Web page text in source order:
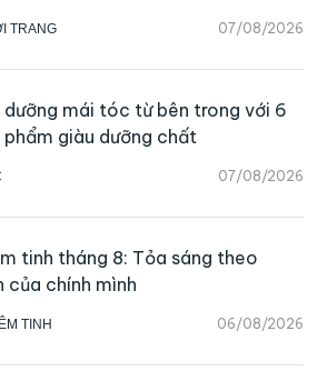
TRANG 07/08/2026
07/08/2026
dưỡng mái tóc từ bên trong với 6
giàu dưỡng chất
TINH 06/08/2026
tinh tháng 8: Tỏa sáng theo
của chính mình